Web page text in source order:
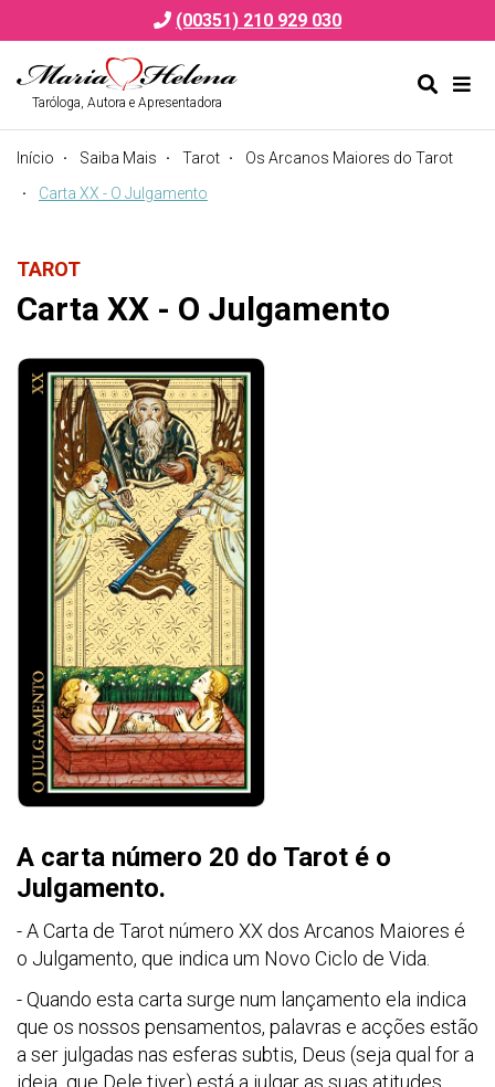
(00351) 210 929 030
Taróloga, Autora e Apresentadora
de
Início Saiba Mais Tarot
Os Arcanos Maiores do Tarot
Carta XX - O Julgamento
TAROT
Carta XX - O Julgamento
A carta número 20 do Tarot é o
Julgamento.
- A Carta de Tarot número XX dos Arcanos Maiores é
o Julgamento, que indica um Novo Ciclo de Vida.
- Quando esta carta surge num lançamento ela indica
que os nossos pensamentos, palavras e acções estão
a ser julgadas nas esferas subtis, Deus (seja qual for a
ideia que Dele tiver) está a julgar as suas atitudes.